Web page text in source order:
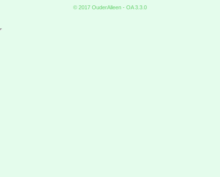
© 2017 OuderAlleen - OA 3.3.0